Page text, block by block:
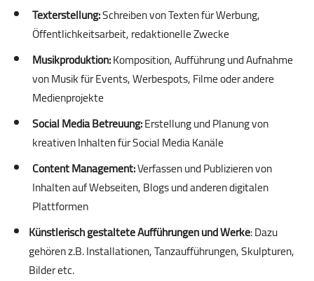
Texterstellung:Schreiben von Texten für Werbung,
Öffentlichkeitsarbeit, redaktionelle Zwecke
Musikproduktion:Komposition, Aufführung und Aufnahme
von Musik für Events, Werbespots, Filme oder andere
Medienprojekte
Social Media Betreuung:Erstellung und Planung von
kreativen Inhalten für Social Media Kanäle
Content Management:Verfassen und Publizieren von
Inhalten auf Webseiten, Blogs und anderen digitalen
Plattformen
Künstlerisch gestaltete Aufführungen und Werke: Dazu
gehören z.B. Installationen, Tanzaufführungen, Skulpturen,
Bilder etc.